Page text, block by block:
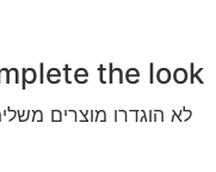
the look
לא הוגדרו מוצרים